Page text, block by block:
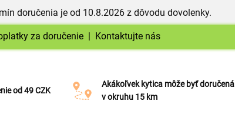
doručenia je od 10.8.2026 z dôvodu dovolenky.
za doručenie | Kontaktujte nás
od 49 CZK
Akákoľvek kytica môže byť doručená
v okruhu 15 km
Služba Click & Collect